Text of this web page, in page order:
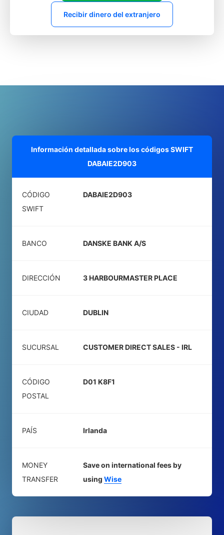
Recibir dinero del extranjero
Información detallada sobre los códigos SWIFT
DABAIE2D903
CÓDIGO
SWIFT
DABAIE2D903
BANCO DANSKE BANK A/S
DIRECCIÓN 3 HARBOURMASTER PLACE
CIUDAD DUBLIN
SUCURSAL CUSTOMER DIRECT SALES - IRL
CÓDIGO
POSTAL
D01 K8F1
PAÍS Irlanda
MONEY
TRANSFER
Save on international fees by
using Wise